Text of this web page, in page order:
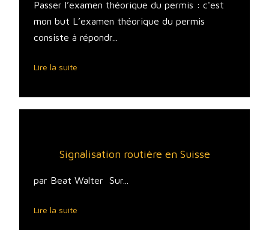
Passer l’examen théorique du permis : c'est
mon but L’examen théorique du permis
consiste à répondr...
Lire la suite
Signalisation routière en Suisse
par Beat Walter Sur...
Lire la suite